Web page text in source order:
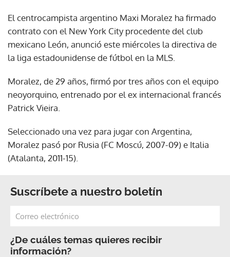
El centrocampista argentino Maxi Moralez ha firmado
contrato con el New York City procedente del club
mexicano León, anunció este miércoles la directiva de
la liga estadounidense de fútbol en la MLS.
Moralez, de 29 años, firmó por tres años con el equipo
neoyorquino, entrenado por el ex internacional francés
Patrick Vieira.
Seleccionado una vez para jugar con Argentina,
Moralez pasó por Rusia (FC Moscú, 2007-09) e Italia
(Atalanta, 2011-15).
Suscríbete a nuestro boletín
¿De cuáles temas quieres recibir
información?